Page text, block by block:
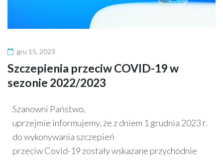
gru 15, 2023
Szczepienia przeciw COVID-19 w
sezonie 2022/2023
Szanowni Państwo,
uprzejmie informujemy, że z dniem 1 grudnia 2023 r.
do wykonywania szczepień
przeciw Covid-19 zostały wskazane przychodnie